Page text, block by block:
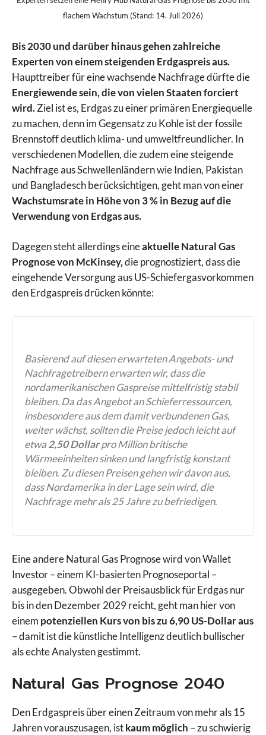
flachem Wachstum (Stand: 14. Juli 2026)
Bis 2030 und darüber hinaus gehen zahlreiche
Experten von einem steigenden Erdgaspreis aus.
Haupttreiber für eine wachsende Nachfrage dürfte die
Energiewende sein, die von vielen Staaten forciert
wird.Ziel ist es, Erdgas zu einer primären Energiequelle
zu machen, denn im Gegensatz zu Kohle ist der fossile
Brennstoff deutlich klima- und umweltfreundlicher. In
verschiedenen Modellen, die zudem eine steigende
Nachfrage aus Schwellenländern wie Indien, Pakistan
und Bangladesch berücksichtigen, geht man von einer
Wachstumsrate in Höhe von 3 % in Bezug auf die
Verwendung von Erdgas aus.
Dagegen steht allerdings eineaktuelle Natural Gas
Prognose von McKinsey,die prognostiziert, dass die
eingehende Versorgung aus US-Schiefergasvorkommen
den Erdgaspreis drücken könnte:
Basierend auf diesen erwarteten Angebots- und
Nachfragetreibern erwarten wir, dass die
nordamerikanischen Gaspreise mittelfristig stabil
bleiben. Da das Angebot an Schieferressourcen,
insbesondere aus dem damit verbundenen Gas,
weiter wächst, sollten die Preise jedoch leicht auf
etwa2,50 Dollarpro Million britische
Wärmeeinheiten sinken und langfristig konstant
bleiben. Zu diesen Preisen gehen wir davon aus,
dass Nordamerika in der Lage sein wird, die
Nachfrage mehr als 25 Jahre zu befriedigen.
Eine andere Natural Gas Prognose wird von Wallet
Investor – einem KI-basierten Prognoseportal –
ausgegeben. Obwohl der Preisausblick für Erdgas nur
bis in den Dezember 2029 reicht, geht man hier von
einem potenziellen Kurs von bis zu 6,90 US-Dollar aus
– damit ist die künstliche Intelligenz deutlich bullischer
als echte Analysten gestimmt.
Natural Gas Prognose 2040
Den Erdgaspreis über einen Zeitraum von mehr als 15
Jahren vorauszusagen, istkaum möglich – zu schwierig